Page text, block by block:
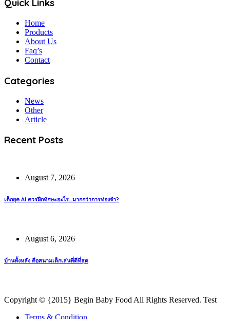
Quick Links
Home
Products
About Us
Faq’s
Contact
Categories
News
Other
Article
Recent Posts
August 7, 2026
เด็กยุค AI ควรฝึกทักษะอะไร…มากกว่าการท่องจำ?
August 6, 2026
บ้านทั้งหลัง คือสนามเด็กเล่นที่ดีที่สุด
Copyright © {2015} Begin Baby Food All Rights Reserved. Test
Terms & Condition